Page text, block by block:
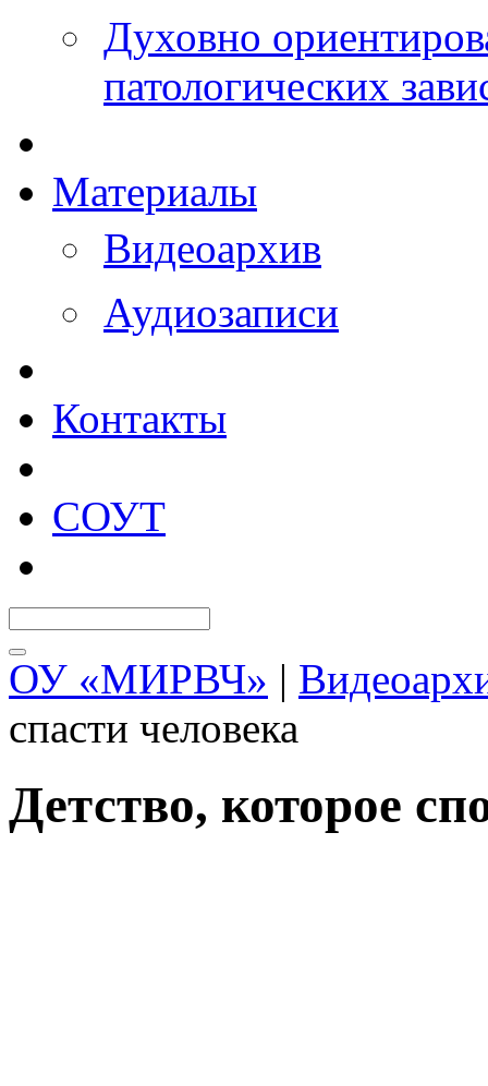
Духовно
патологических
Материалы
Видеоархив
Аудиозаписи
Контакты
СОУТ
ОУ «МИРВЧ» |
спасти человека
Детство, которое